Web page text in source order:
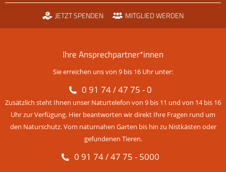
JETZT SPENDEN MITGLIED WERDEN
Ihre Ansprechpartner*innen
Sie erreichen uns von 9 bis 16 Uhr unter:
0 91 74 / 47 75 - 0
Zusätzlich steht Ihnen unser Naturtelefon von 9 bis 11 und von 14 bis 16
Uhr zur Verfügung. Hier beantworten wir direkt Ihre Fragen rund um
den Naturschutz. Vom naturnahen Garten bis hin zu Nistkästen oder
gefundenen Tieren.
0 91 74 / 47 75 - 5000